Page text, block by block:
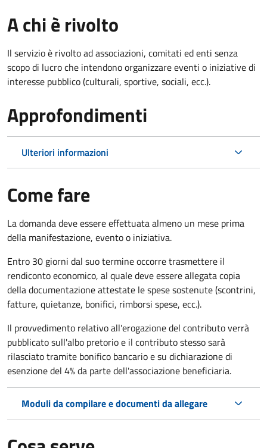
A chi è rivolto
Il servizio è rivolto ad associazioni, comitati ed enti senza
scopo di lucro che intendono organizzare eventi o iniziative di
interesse pubblico (culturali, sportive, sociali, ecc.).
Approfondimenti
Ulteriori informazioni
Come fare
La domanda deve essere effettuata almeno un mese prima
della manifestazione, evento o iniziativa.
Entro 30 giorni dal suo termine occorre trasmettere il
rendiconto economico, al quale deve essere allegata copia
della documentazione attestate le spese sostenute (scontrini,
fatture, quietanze, bonifici, rimborsi spese, ecc.).
Il provvedimento relativo all'erogazione del contributo verrà
pubblicatosull'albo pretorio e il contributo stesso sarà
rilasciato tramite bonifico bancario e su dichiarazione di
esenzione del 4% da parte dell'associazione beneficiaria.
Moduli da compilare e documenti da allegare